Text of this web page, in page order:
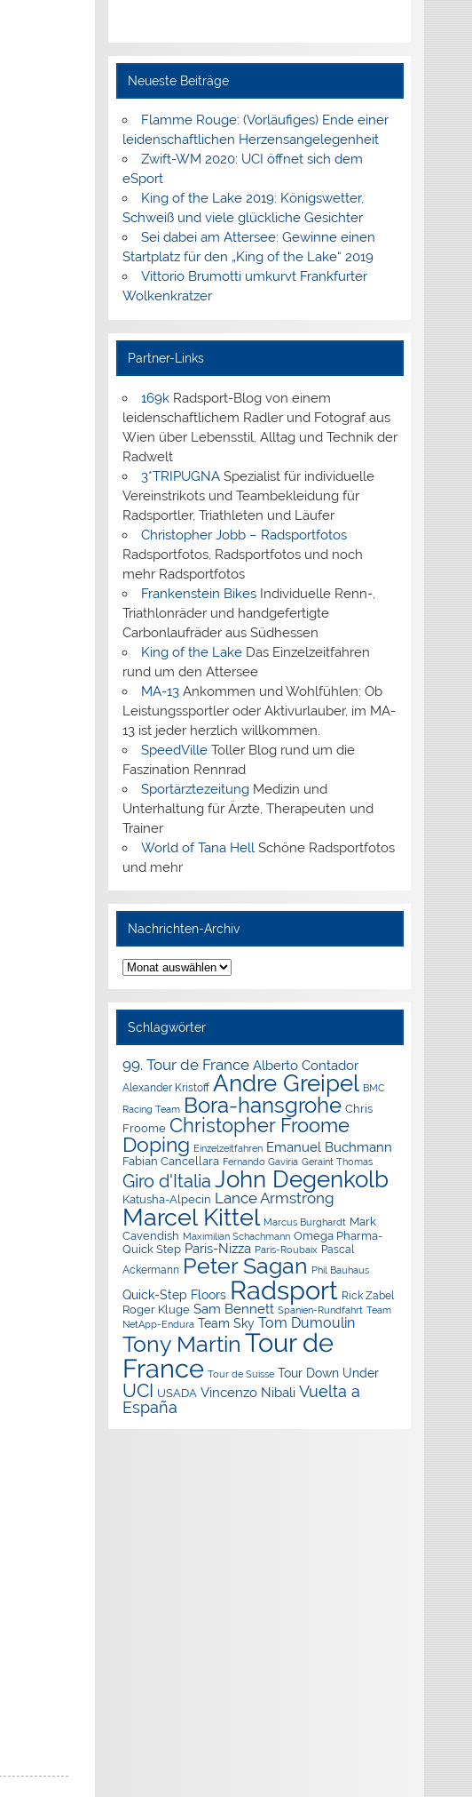
Neueste Beiträge
Flamme Rouge: (Vorläufiges) Ende einer
leidenschaftlichen Herzensangelegenheit
Zwift-WM 2020: UCI öffnet sich dem
eSport
King of the Lake 2019: Königswetter,
Schweiß und viele glückliche Gesichter
Sei dabei am Attersee: Gewinne einen
Startplatz für den „King of the Lake“ 2019
Vittorio Brumotti umkurvt Frankfurter
Wolkenkratzer
Partner-Links
169kRadsport-Blog von einem
leidenschaftlichem Radler und Fotograf aus
Wien über Lebensstil, Alltag und Technik der
Radwelt
3*TRIPUGNASpezialist für individuelle
Vereinstrikots und Teambekleidung für
Radsportler, Triathleten und Läufer
Christopher Jobb – Radsportfotos
Radsportfotos, Radsportfotos und noch
mehr Radsportfotos
Frankenstein BikesIndividuelle Renn-,
Triathlonräder und handgefertigte
Carbonlaufräder aus Südhessen
King of the LakeDas Einzelzeitfahren
rund um den Attersee
MA-13Ankommen und Wohlfühlen: Ob
Leistungssportler oder Aktivurlauber, im MA-
13 ist jeder herzlich willkommen.
SpeedVilleToller Blog rund um die
Faszination Rennrad
SportärztezeitungMedizin und
Unterhaltung für Ärzte, Therapeuten und
Trainer
World of Tana Hell Schöne Radsportfotos
und mehr
Nachrichten-Archiv
Nachrichten-
Archiv
Schlagwörter
99. Tour de France Alberto Contador
Alexander Kristoff Andre Greipel BMC
Racing Team Bora-hansgrohe Chris
Froome Christopher Froome
Doping Einzelzeitfahren Emanuel Buchmann
Fabian Cancellara Fernando Gaviria Geraint Thomas
Giro d'Italia John Degenkolb
Katusha-Alpecin Lance Armstrong
Marcel Kittel Marcus Burghardt Mark
Cavendish Maximilian Schachmann Omega Pharma-
Quick Step Paris-Nizza Paris-Roubaix Pascal
Ackermann Peter Sagan Phil Bauhaus
Quick-Step Floors Radsport Rick Zabel
Roger Kluge Sam Bennett Spanien-Rundfahrt Team
NetApp-Endura Team Sky Tom Dumoulin
Tony Martin Tour de
France Tour de Suisse Tour Down Under
UCI USADA Vincenzo Nibali Vuelta a
España